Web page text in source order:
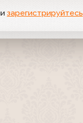
зарегистрируйтесь